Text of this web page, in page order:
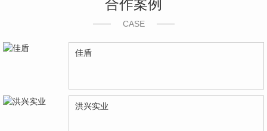
合作案例
CASE
佳盾
洪兴实业